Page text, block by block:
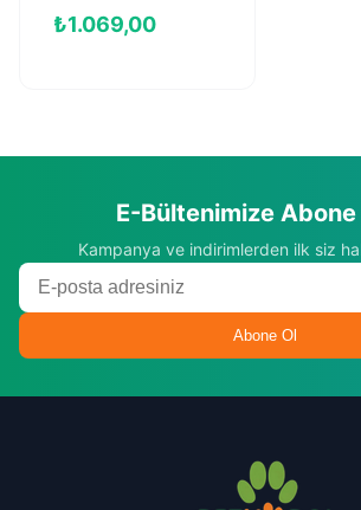
Maması 2kg
₺1.069,00
E-Bültenimize Abone
Kampanya ve indirimlerden ilk siz
Abone Ol